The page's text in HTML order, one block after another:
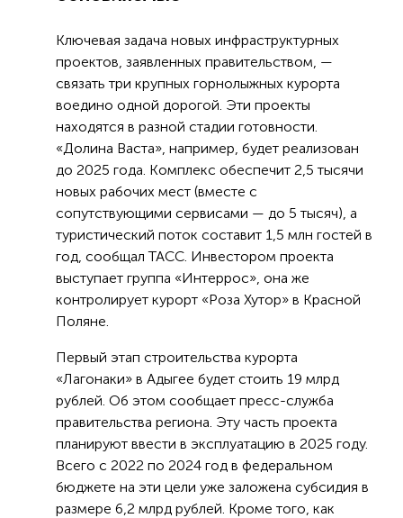
Ключевая задача новых инфраструктурных
проектов, заявленных правительством, —
связать три крупных горнолыжных курорта
воедино одной дорогой. Эти проекты
находятся в разной стадии готовности.
«Долина Васта», например, будет реализован
до 2025 года. Комплекс обеспечит 2,5 тысячи
новых рабочих мест (вместе с
сопутствующими сервисами — до 5 тысяч), а
туристический поток составит 1,5 млн гостей в
год, сообщал ТАСС. Инвестором проекта
выступает группа «Интеррос», она же
контролирует курорт «Роза Хутор» в Красной
Поляне.
Первый этап строительства курорта
«Лагонаки» в Адыгее будет стоить 19 млрд
рублей. Об этом сообщает пресс-служба
правительства региона. Эту часть проекта
планируют ввести в эксплуатацию в 2025 году.
Всего с 2022 по 2024 год в федеральном
бюджете на эти цели уже заложена субсидия в
размере 6,2 млрд рублей. Кроме того, как